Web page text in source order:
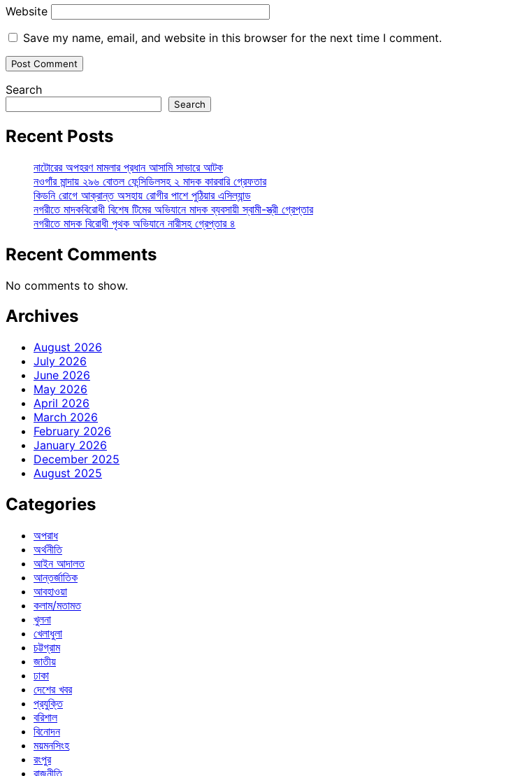
Website
Save my name, email, and website in this browser for the next time I comment.
Search
Search
Recent Posts
নাটোরের অপহরণ মামলার প্রধান আসামি সাভারে আটক
নওগাঁর মান্দায় ২৯৬ বোতল ফেন্সিডিলসহ ২ মাদক কারবারি গ্রেফতার
কিডনি রোগে আক্রান্ত অসহায় রোগীর পাশে পুঠিয়ার এসিল্যান্ড
নগরীতে মাদকবিরোধী বিশেষ টিমের অভিযানে মাদক ব্যবসায়ী স্বামী-স্ত্রী গ্রেপ্তার
নগরীতে মাদক বিরোধী পৃথক অভিযানে নারীসহ গ্রেপ্তার ৪
Recent Comments
No comments to show.
Archives
August 2026
July 2026
June 2026
May 2026
April 2026
March 2026
February 2026
January 2026
December 2025
August 2025
Categories
অপরাধ
অর্থনীতি
আইন আদালত
আন্তর্জাতিক
আবহাওয়া
কলাম/মতামত
খুলনা
খেলাধুলা
চট্টগ্রাম
জাতীয়
ঢাকা
দেশের খবর
প্রযুক্তি
বরিশাল
বিনোদন
ময়মনসিংহ
রংপুর